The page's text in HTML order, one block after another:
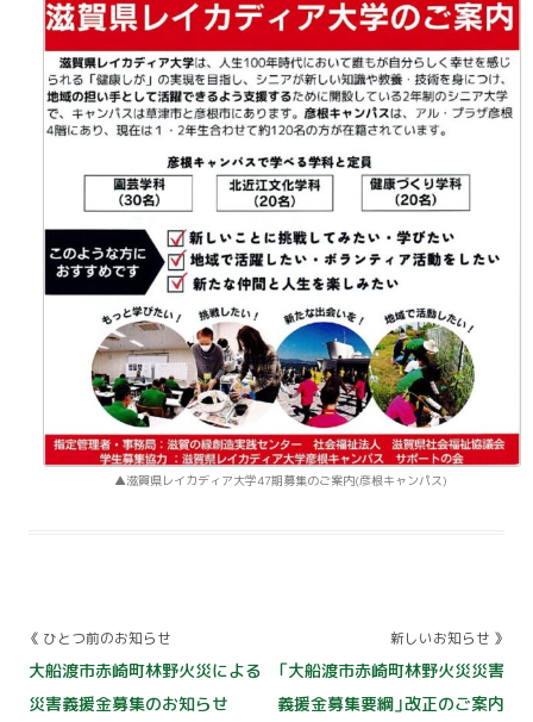
滋賀県レイカディア大学47期募集のご案内(彦根キャンパス)
Post
navigation
《 ひとつ前のお知らせ
大船渡市赤崎町林野火災による
災害義援金募集のお知らせ
新しいお知らせ 》
「大船渡市赤崎町林野火災災害
義援金募集要綱」改正のご案内